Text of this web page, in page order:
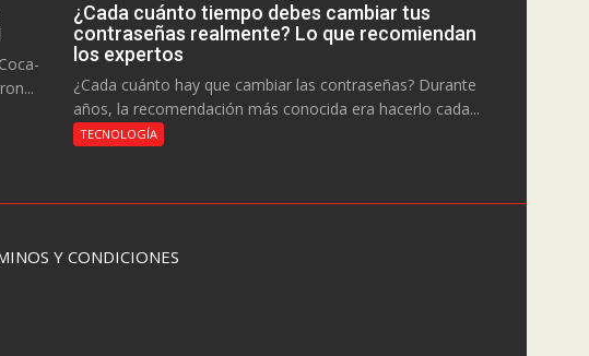
¿Cada cuánto tiempo debes cambiar tus
contraseñas realmente? Lo que recomiendan
los expertos
¿Cada cuánto hay que cambiar las contraseñas? Durante
años, la recomendación más conocida era hacerlo cada...
TECNOLOGÍA
Y CONDICIONES